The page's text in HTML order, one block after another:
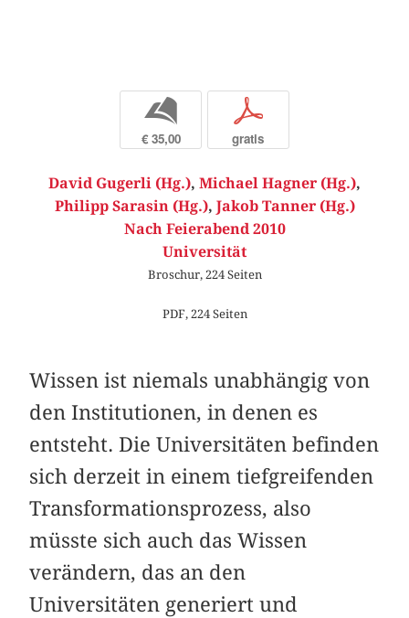
b
€ 35,00
p
gratis
David Gugerli (Hg.), Michael Hagner (Hg.),
Philipp Sarasin (Hg.), Jakob Tanner (Hg.)
Nach Feierabend 2010
Universität
Broschur, 224 Seiten
PDF, 224 Seiten
Wissen ist niemals unabhängig von
den Institutionen, in denen es
entsteht. Die Universitäten befinden
sich derzeit in einem tiefgreifenden
Transformationsprozess, also
müsste sich auch das Wissen
verändern, das an den
Universitäten generiert und